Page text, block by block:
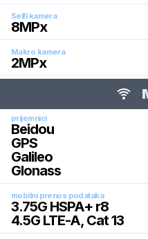
Selfi kamera
8MPx
Makro kamera
2MPx
prijemnici
Beidou
GPS
Galileo
Glonass
mobilni prenos podataka
3.75G HSPA+ r8
4.5G LTE-A, Cat 13